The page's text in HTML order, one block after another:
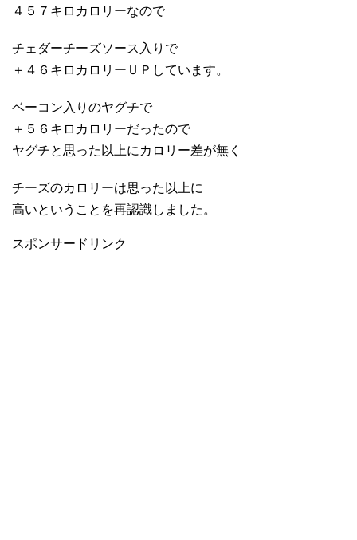
４５７キロカロリーなので
チェダーチーズソース入りで
＋４６キロカロリーＵＰしています。
ベーコン入りのヤグチで
＋５６キロカロリーだったので
ヤグチと思った以上にカロリー差が無く
チーズのカロリーは思った以上に
高いということを再認識しました。
スポンサードリンク